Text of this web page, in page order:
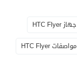
جهاز HTC Flyer
مواصفات HTC Flyer